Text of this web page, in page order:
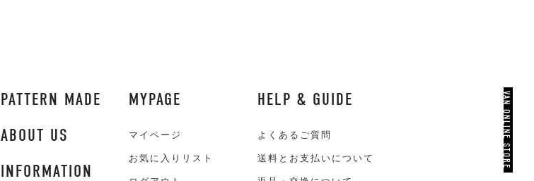
PATTERN MADE
ABOUT US
INFORMATION
MYPAGE
マイページ
お気に入りリスト
HELP & GUIDE
よくあるご質問
送料とお支払いについて VAN ONLINE STORE